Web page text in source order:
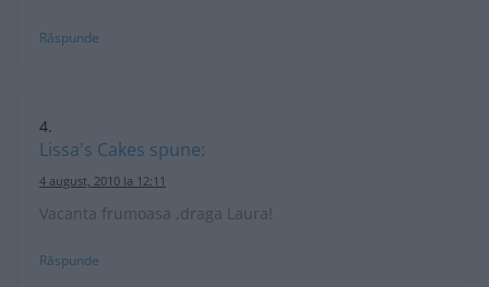
Răspunde
Lissa's Cakes spune:
4 august, 2010 la 12:11
Vacanta frumoasa ,draga Laura!
Răspunde